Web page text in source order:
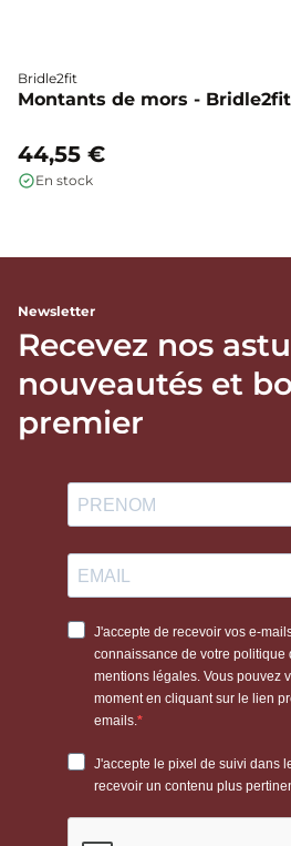
Bridle2fit
Montants de mors - Bridle2fit
44,55 €
En stock
Newsletter
Recevez nos
nouveautés et
premier